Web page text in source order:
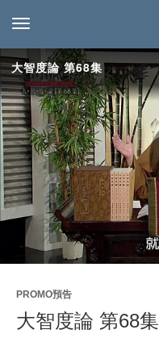
toggle navigation
大智度論 第68集
PROMO預告
大智度論 第68集